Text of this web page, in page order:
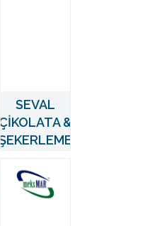
SEVAL
ÇİKOLATA &
ŞEKERLEME